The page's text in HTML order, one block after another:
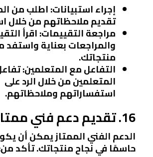
إجراء استبيانات: اطلب من
تقديم ملاحظاتهم من خلال
مراجعة التقييمات: اقرأ
والمراجعات بعناية واستفد
منتجاتك.
التفاعل مع المتعلمين:
المتعلمين من خلال الرد على
استفساراتهم وملاحظاتهم.
16. تقديم دعم فني ممتاز
الدعم الفني الممتاز يمكن أن
حاسمًا في نجاح منتجاتك. تأكد